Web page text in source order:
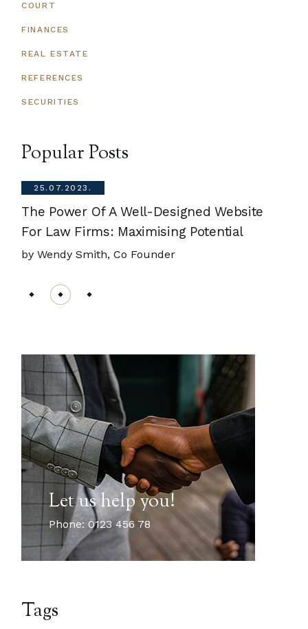
COURT
FINANCES
REAL ESTATE
REFERENCES
SECURITIES
Popular Posts
25.07.2023.
The Power Of A Well-Designed Website
For Law Firms: Maximising Potential
by Wendy Smith,Co Founder
Let us help you!
Phone: 0123 456 78
Tags